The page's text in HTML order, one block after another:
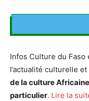
Infos Culture du
l’actualité culturelle
de la culture
particulier. Lire la